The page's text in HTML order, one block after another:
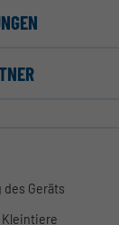
des Geräts